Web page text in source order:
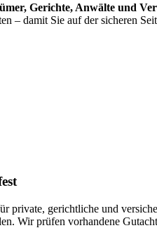
Gerichte, Anwälte und
– damit Sie auf der sicheren
private, gerichtliche und
Wir prüfen vorhandene